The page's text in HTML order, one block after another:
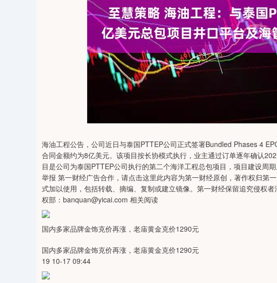
海油工程公告，公司近日与泰国PTTEP公司正式签署Bundled Phases 4
合同金额约为8亿美元。该项目按长协模式执行，业主通过订单逐年确认
目是公司为泰国PTTEP公司执行的第二个海洋工程总包项目，项目建设周
举报 第一财经广告合作，请点击这里此内容为第一财经原创，著作权归第
式加以使用，包括转载、摘编、复制或建立镜像。第一财经保留追究侵权
权部：banquan@yicai.com 相关阅读
国内多家品牌金饰克价再涨，老庙黄金克价1290元
国内多家品牌金饰克价再涨，老庙黄金克价1290元
19 10-17 09:44
43.13